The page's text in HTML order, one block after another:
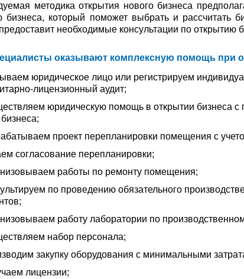
методика открытия нового бизнеса
бизнеса, который поможет выбрать и рассчитать
необходимые консультации по открытию
оказывают комплексную помощь при
юридическое лицо или регистрируем
лицензионный аудит;
юридическую помощь в открытии бизнеса
проект перепланировки помещения с
согласование перепланировки;
работы по ремонту помещения;
по проведению обязательного
работу лаборатории по
набор персонала;
закупку оборудования с минимальными
лицензии;